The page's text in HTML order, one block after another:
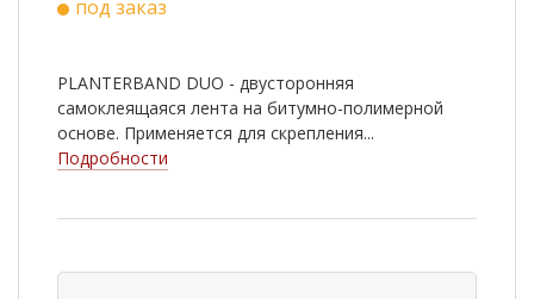
под заказ
PLANTERBAND DUO - двусторонняя
самоклеящаяся лента на битумно-полимерной
основе. Применяется для скрепления...
Подробности